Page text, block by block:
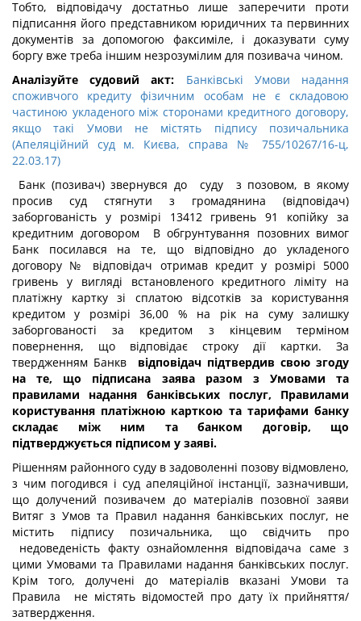
Тобто, відповідачу достатньо лише заперечити проти
підписання його представником юридичних та первинних
документів за допомогою факсиміле, і доказувати суму
боргу вже треба іншим незрозумілим для позивача чином.
Аналізуйте судовий акт:
Банківські Умови надання
споживчого кредиту фізичним особам не є складовою
частиною укладеного між сторонами кредитного договору,
якщо такі Умови не містять підпису позичальника
(Апеляційний суд м. Києва, справа № 755/10267/16-ц,
22.03.17)
Банк (позивач) звернувся до суду з позовом, в якому
просив суд стягнути з громадянина (відповідач)
заборгованість у розмірі 13412 гривень 91 копійку за
кредитним договором В обгрунтування позовних вимог
Банк посилався на те, що відповідно до укладеного
договору № відповідач отримав кредит у розмірі 5000
гривень у вигляді встановленого кредитного ліміту на
платіжну картку зі сплатою відсотків за користування
кредитом у розмірі 36,00 % на рік на суму залишку
заборгованості за кредитом з кінцевим терміном
повернення, що відповідає строку дії картки. За
твердженням Банкв відповідач підтвердив свою згоду
на те, що підписана заява разом з Умовами та
правилами надання банківських послуг, Правилами
користування платіжною карткою та тарифами банку
складає між ним та банком договір, що
підтверджується підписом у заяві.
Рішенням районного суду в задоволенні позову відмовлено,
з чим погодився і суд апеляційної інстанції, зазначивши,
що долучений позивачем до матеріалів позовної заяви
Витяг з Умов та Правил надання банківських послуг, не
містить підпису позичальника, що свідчить про
недоведеність факту ознайомлення відповідача саме з
цими Умовами та Правилами надання банківських послуг.
Крім того, долучені до матеріалів вказані Умови та
Правила не містять відомостей про дату їх прийняття/
затвердження.